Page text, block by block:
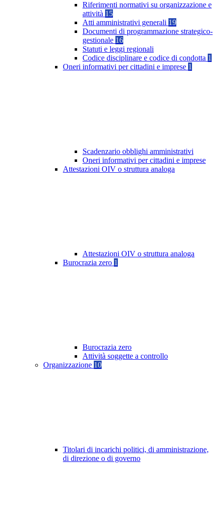
Riferimenti normativi su organizzazione e
attività 15
Atti amministrativi generali 19
Documenti di programmazione strategico-
gestionale 16
Statuti e leggi regionali
Codice disciplinare e codice di condotta 1
Oneri informativi per cittadini e imprese 1
Scadenzario obblighi amministrativi
Oneri informativi per cittadini e imprese
Attestazioni OIV o struttura analoga
Attestazioni OIV o struttura analoga
Burocrazia zero 1
Burocrazia zero
Attività soggette a controllo
Organizzazione 10
Titolari di incarichi politici, di amministrazione,
di direzione o di governo